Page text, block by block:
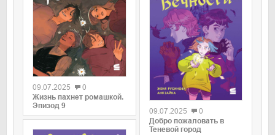
0
09.07.2025
0
Жизнь пахнет ромашкой.
Эпизод 9
09.07.2025
0
Добро пожаловать в
Теневой город